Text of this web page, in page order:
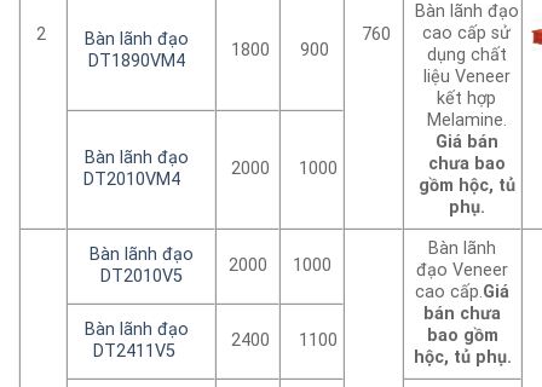
2 760
Bàn lãnh đạo
DT1890VM4
1800 900
Bàn lãnh đạo
cao cấp sử
dụng chất
liệu Veneer
kết hợp
Melamine.
Giá bán
chưa bao
gồm hộc, tủ
phụ.
Bàn lãnh đạo
DT2010VM4
2000 1000
Bàn lãnh đạo
DT2010V5
2000 1000
Bàn lãnh
đạo Veneer
cao cấp.Giá
bán chưa
bao gồm
hộc, tủ phụ.
Bàn lãnh đạo
DT2411V5
2400 1100